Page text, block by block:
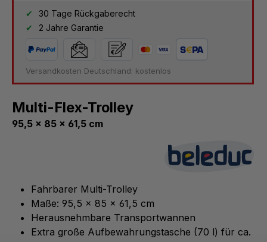
30 Tage Rückgaberecht
2 Jahre Garantie
Versandkosten Deutschland: kostenlos
Multi-Flex-Trolley
95,5 x 85 x 61,5 cm
Fahrbarer Multi-Trolley
Maße: 95,5 x 85 x 61,5 cm
Herausnehmbare Transportwannen
Extra große Aufbewahrungstasche (70 l) für ca.